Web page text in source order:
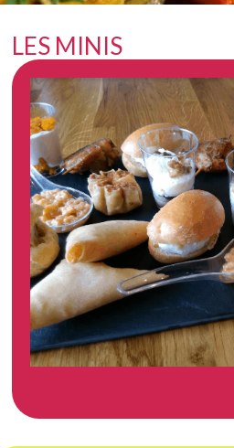
LES MINIS